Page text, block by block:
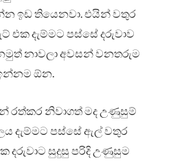
ඉඩ තියෙනවා. එයින් වතුර
එක දැම්මට පස්සේ දරුවාව
නාවලා අවසන් වනතරුම
ඕන.
රත්කර නිවාගත් මද උණුසුම්
දැම්මට පස්සේ ඇල් වතුර
සුදුසු පරිදි උණුසුම